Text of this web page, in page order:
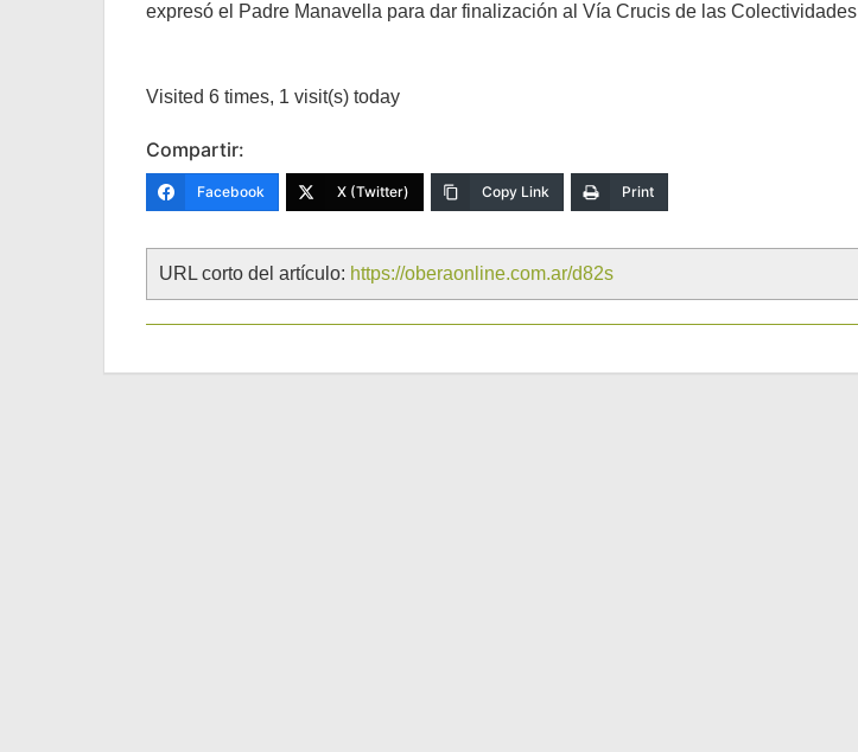
expresó el Padre Manavella para dar finalización al Vía Crucis de las Colectividades
Visited 6 times, 1 visit(s) today
Compartir:
Facebook X (Twitter) Copy Link Print
URL corto del artículo: https://oberaonline.com.ar/d82s